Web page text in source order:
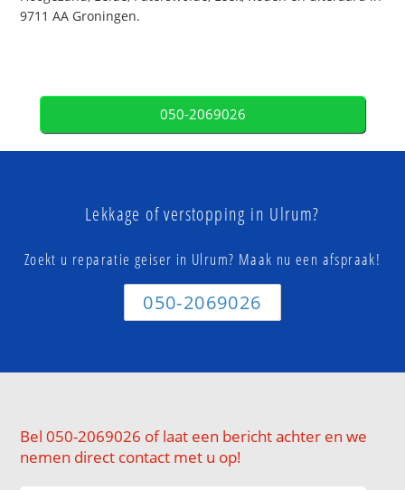
9711 AA Groningen.
050-2069026
Lekkage of verstopping in Ulrum?
Zoekt u reparatie geiser in Ulrum? Maak nu een afspraak!
050-2069026
Bel 050-2069026 of laat een bericht achter en we
nemen direct contact met u op!